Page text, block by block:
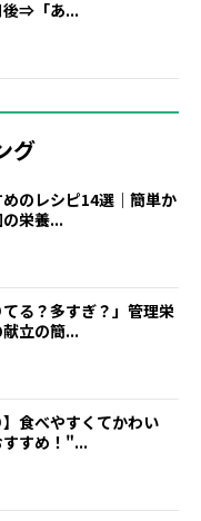
後⇒「あ...
グ
のレシピ14選｜簡単か
栄養...
てる？多すぎ？」管理栄
立の簡...
】食べやすくてかわい
すすめ！"...